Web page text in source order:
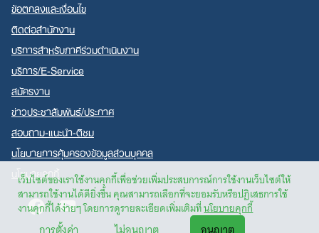
เว็บไซต์ของเราใช้งานคุกกี้เพื่อช่วยเพิ่มประสบการณ์การใช้งานเว็บไซต์ให้
สามารถใช้งานได้ดียิ่งขึ้น คุณสามารถเลือกที่จะยอมรับหรือปฏิเสธการใช้
งานคุกกี้ได้ง่ายๆ โดยการดูรายละเอียดเพิ่มเติมที่นโยบายคุกกี้
ข้อตกลงและเงื่อนไข
ติดต่อสำนักงาน
บริการสำหรับภาคีร่วมดำเนินงาน
บริการ/E-Service
สมัครงาน
ข่าวประชาสัมพันธ์/ประกาศ
สอบถาม-แนะนำ-ติชม
นโยบายการคุ้มครองข้อมูลส่วนบุคคล
นโยบายคุกกี้
FacebookYoutube